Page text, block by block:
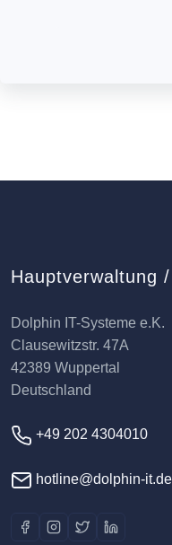
Hauptverwaltung
Dolphin IT-Systeme e.K.
Clausewitzstr. 47A
42389 Wuppertal
Deutschland
+49 202 4304010
hotline@dolphin-it.de